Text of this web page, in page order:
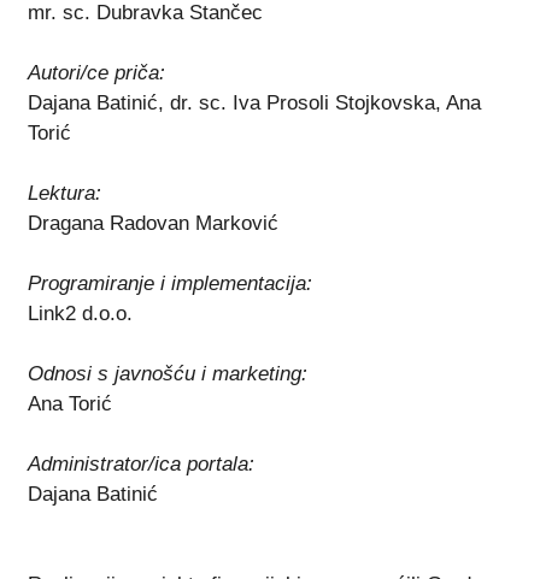
mr. sc. Dubravka Stančec
Autori/ce priča:
Dajana Batinić, dr. sc. Iva Prosoli Stojkovska, Ana
Torić
Lektura:
Dragana Radovan Marković
Programiranje i implementacija:
Link2 d.o.o.
Odnosi s javnošću i marketing:
Ana Torić
Administrator/ica portala:
Dajana Batinić